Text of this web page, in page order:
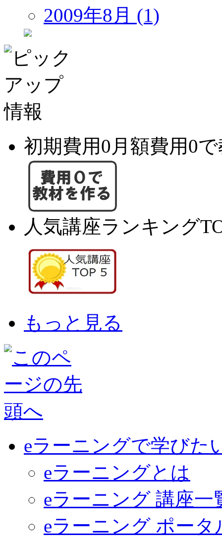
2009年8月 (1)
初期費用0月額費用0
人気講座ランキング
もっと見る
eラーニングで学びた
eラーニングとは
eラーニング 講座一
eラーニング ポータ